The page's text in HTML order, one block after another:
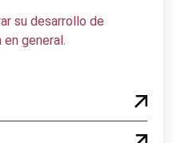
su desarrollo de
general.